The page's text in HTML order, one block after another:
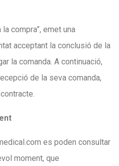
compra”, emet una
acceptant la conclusió de la
la comanda. A continuació,
de la seva comanda,
es poden consultar
moment, que